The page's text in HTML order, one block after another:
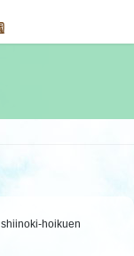
shiinoki-hoikuen